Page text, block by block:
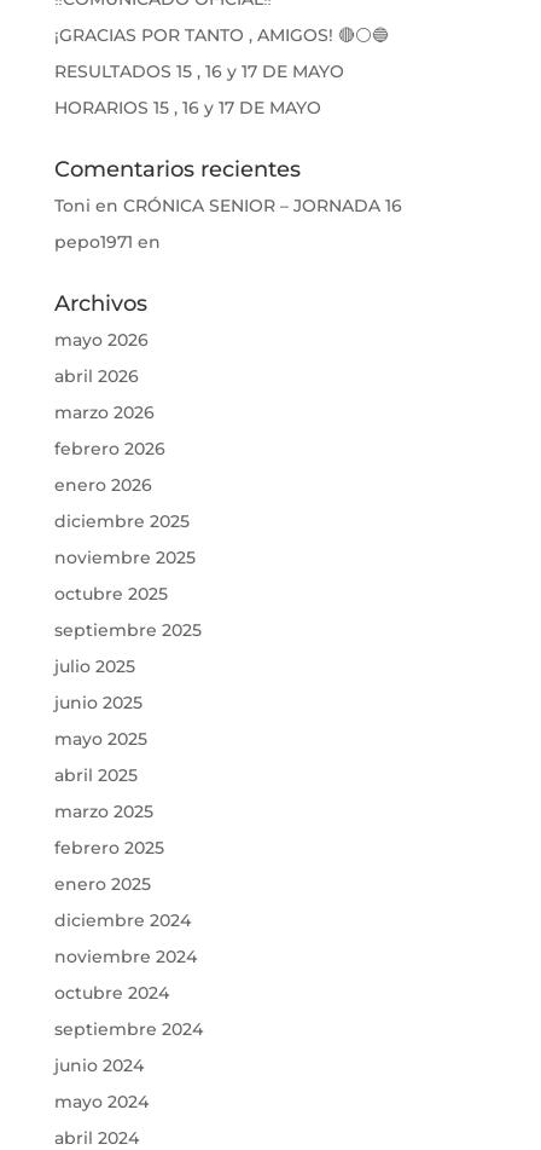
¡GRACIAS POR TANTO , AMIGOS! 🔴⚪🔵
RESULTADOS 15 , 16 y 17 DE MAYO
HORARIOS 15 , 16 y 17 DE MAYO
Comentarios recientes
Toni en CRÓNICA SENIOR – JORNADA 16
pepo1971 en
Archivos
mayo 2026
abril 2026
marzo 2026
febrero 2026
enero 2026
diciembre 2025
noviembre 2025
octubre 2025
septiembre 2025
julio 2025
junio 2025
mayo 2025
abril 2025
marzo 2025
febrero 2025
enero 2025
diciembre 2024
noviembre 2024
octubre 2024
septiembre 2024
junio 2024
mayo 2024
abril 2024